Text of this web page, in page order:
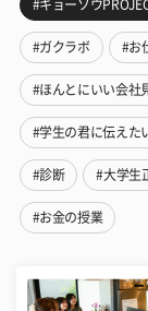
#キョーソウ
#ガクラボ #お
#ほんとにいい会社
#学生の君に伝えた
#診断 #大学生
#お金の授業